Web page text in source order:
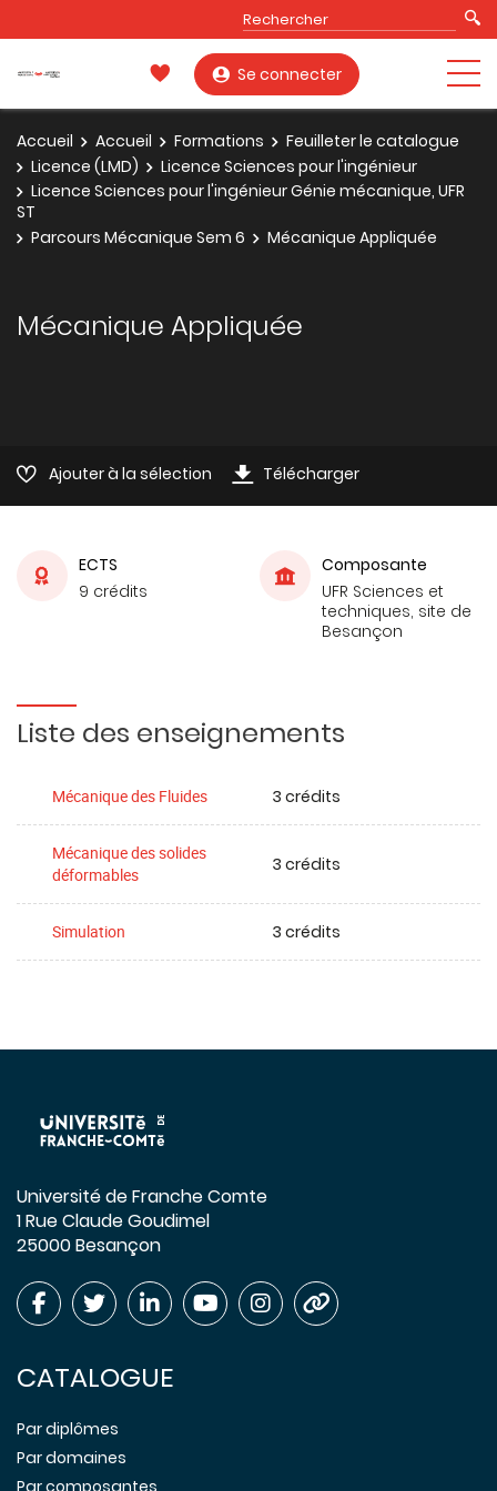
Se connecter
Accueil Accueil Formations
Feuilleter le catalogue
Licence (LMD)
Licence Sciences pour l'ingénieur
Licence Sciences pour l'ingénieur Génie mécanique, UFR
ST
Parcours Mécanique Sem 6
Mécanique Appliquée
Mécanique Appliquée
Ajouter à la sélection Télécharger
ECTS
9 crédits
Composante
UFR Sciences et
techniques, site de
Besançon
Liste des enseignements
Mécanique des Fluides 3 crédits
Mécanique des solides
déformables
3 crédits
Simulation 3 crédits
Université de Franche Comte
1 Rue Claude Goudimel
25000 Besançon
CATALOGUE
Par diplômes
Par domaines
Par composantes